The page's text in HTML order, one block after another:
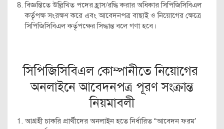
বিজ্ঞপ্তিতে উল্লিখিত পদের হ্রাস/রদ্ধি করার অধিকার সিপিজিসিবিএল
কর্তৃপক্ষ সংরক্ষণ করে এবং আবেদনপত্র বাছাই ও নিয়োগের ক্ষেত্রে
সিপিজিসিবিএল কর্তৃপক্ষের সিদ্ধান্ত বলে গণা হবে।
সিপিজিসিবিএল কোম্পানীতে নিয়োগের
অনলাইনে আবেদনপত্র পূরণ সংক্রান্ত
নিয়মাবলী
আগ্রহী চাকরি প্রার্থীদের অনলাইন হতে নির্ধারিত “আবেদন ফরম’